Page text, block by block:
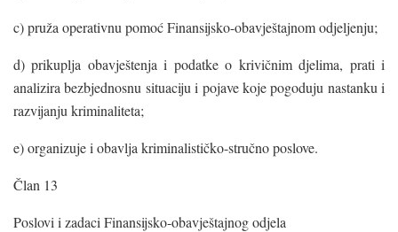
c) pruža operativnu pomoć Finansijsko-obavještajnom odjeljenju;
d) prikuplja obavještenja i podatke o krivičnim djelima, prati i
analizira bezbjednosnu situaciju i pojave koje pogoduju nastanku i
razvijanju kriminaliteta;
e) organizuje i obavlja kriminalističko-stručno poslove.
Član 13
Poslovi i zadaci Finansijsko-obavještajnog odjela